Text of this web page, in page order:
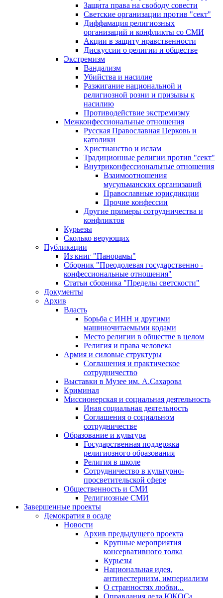
Защита права на свободу совести
Светские организации против "сект"
Диффамация религиозных
организаций и конфликты со СМИ
Акции в защиту нравственности
Дискуссии о религии и обществе
Экстремизм
Вандализм
Убийства и насилие
Разжигание национальной и
религиозной розни и призывы к
насилию
Противодействие экстремизму
Межконфессиональные отношения
Русская Православная Церковь и
католики
Христианство и ислам
Традиционные религии против "сект"
Внутриконфессиональные отношения
Взаимоотношения
мусульманских организаций
Православные юрисдикции
Прочие конфессии
Другие примеры сотрудничества и
конфликтов
Курьезы
Сколько верующих
Публикации
Из книг "Панорамы"
Сборник "Преодолевая государственно -
конфессиональные отношения"
Статьи сборника "Пределы светскости"
Документы
Архив
Власть
Борьба с ИНН и другими
машиночитаемыми кодами
Место религии в обществе в целом
Религия и права человека
Армия и силовые структуры
Соглашения и практическое
сотрудничество
Выставки в Музее им. А.Сахарова
Криминал
Миссионерская и социальная деятельность
Иная социальная деятельность
Соглашения о социальном
сотрудничестве
Образование и культура
Государственная поддержка
религиозного образования
Религия в школе
Сотрудничество в культурно-
просветительской сфере
Общественность и СМИ
Религиозные СМИ
Завершенные проекты
Демократия в осаде
Новости
Архив предыдущего проекта
Крупные мероприятия
консервативного толка
Курьезы
Национальная идея,
антивестернизм, империализм
О странностях любви...
Оправдания дела ЮКОСа